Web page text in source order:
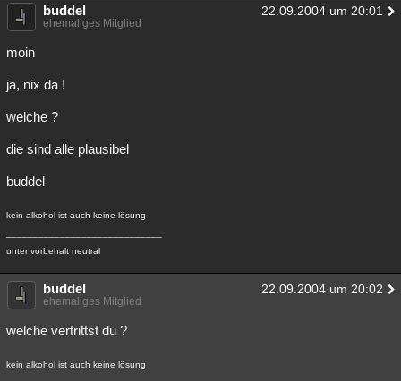
buddel 22.09.2004 um 20:01
ehemaliges Mitglied
moin
ja, nix da !
welche ?
die sind alle plausibel
buddel
kein alkohol ist auch keine lösung
unter vorbehalt neutral
buddel 22.09.2004 um 20:02
ehemaliges Mitglied
welche vertrittst du ?
kein alkohol ist auch keine lösung